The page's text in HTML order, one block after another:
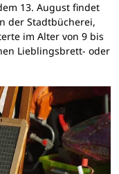
13. August findet
der Stadtbücherei,
im Alter von 9 bis
Lieblingsbrett- oder